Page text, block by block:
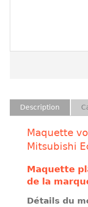
Description
Maquette
Mitsubishi
Maquette
de la
Détails du